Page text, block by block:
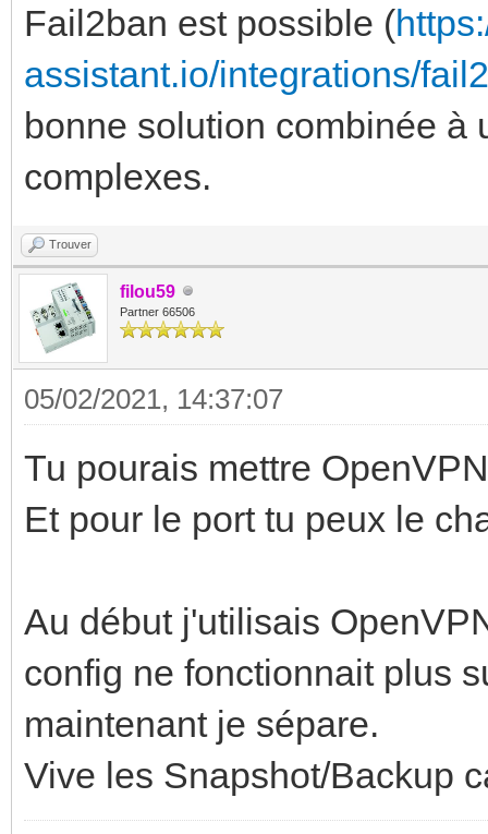
Fail2ban est possible (
assistant.io/integrations/
bonne solution combinée à
complexes.
Trouver
filou59
Partner 66506
05/02/2021, 14:37:07
Tu pourais mettre
Et pour le port tu peux le
Au début j'utilisais
config ne fonctionnait plus
maintenant je sépare.
Vive les Snapshot/Backup